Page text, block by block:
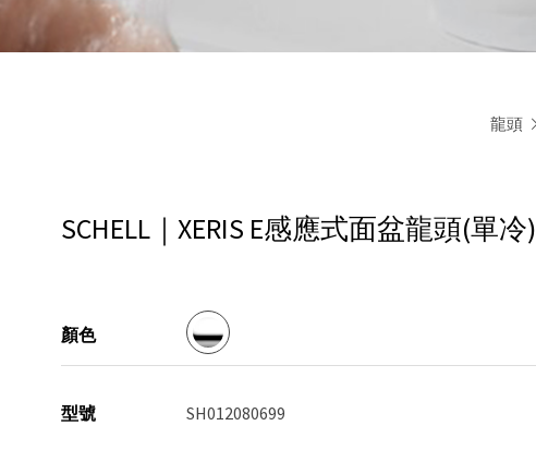
龍頭
SCHELL｜XERIS E感應式面盆龍頭(單冷)
顏色
型號 SH012080699